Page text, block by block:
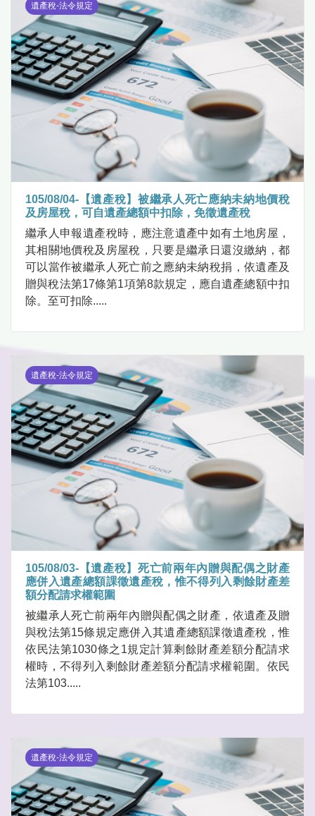
遺產稅-法令規定
105/08/04-【遺產稅】被繼承人死亡應納未納地價稅
及房屋稅，可自遺產總額中扣除，免徵遺產稅
繼承人申報遺產稅時，應注意遺產中如有土地房屋，
其相關地價稅及房屋稅，只要是繼承日還沒繳納，都
可以當作被繼承人死亡前之應納未納稅捐，依遺產及
贈與稅法第17條第1項第8款規定，應自遺產總額中扣
除。至可扣除.....
遺產稅-法令規定
105/08/03-【遺產稅】死亡前兩年內贈與配偶之財產
應併入遺產總額課徵遺產稅，惟不得列入剩餘財產差
額分配請求權範圍
被繼承人死亡前兩年內贈與配偶之財產，依遺產及贈
與稅法第15條規定應併入其遺產總額課徵遺產稅，惟
依民法第1030條之1規定計算剩餘財產差額分配請求
權時，不得列入剩餘財產差額分配請求權範圍。依民
法第103.....
遺產稅-法令規定